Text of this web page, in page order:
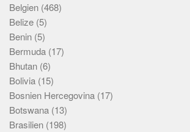
Belgien (468)
Belize (5)
Benin (5)
Bermuda (17)
Bhutan (6)
Bolivia (15)
Bosnien Hercegovina (17)
Botswana (13)
Brasilien (198)